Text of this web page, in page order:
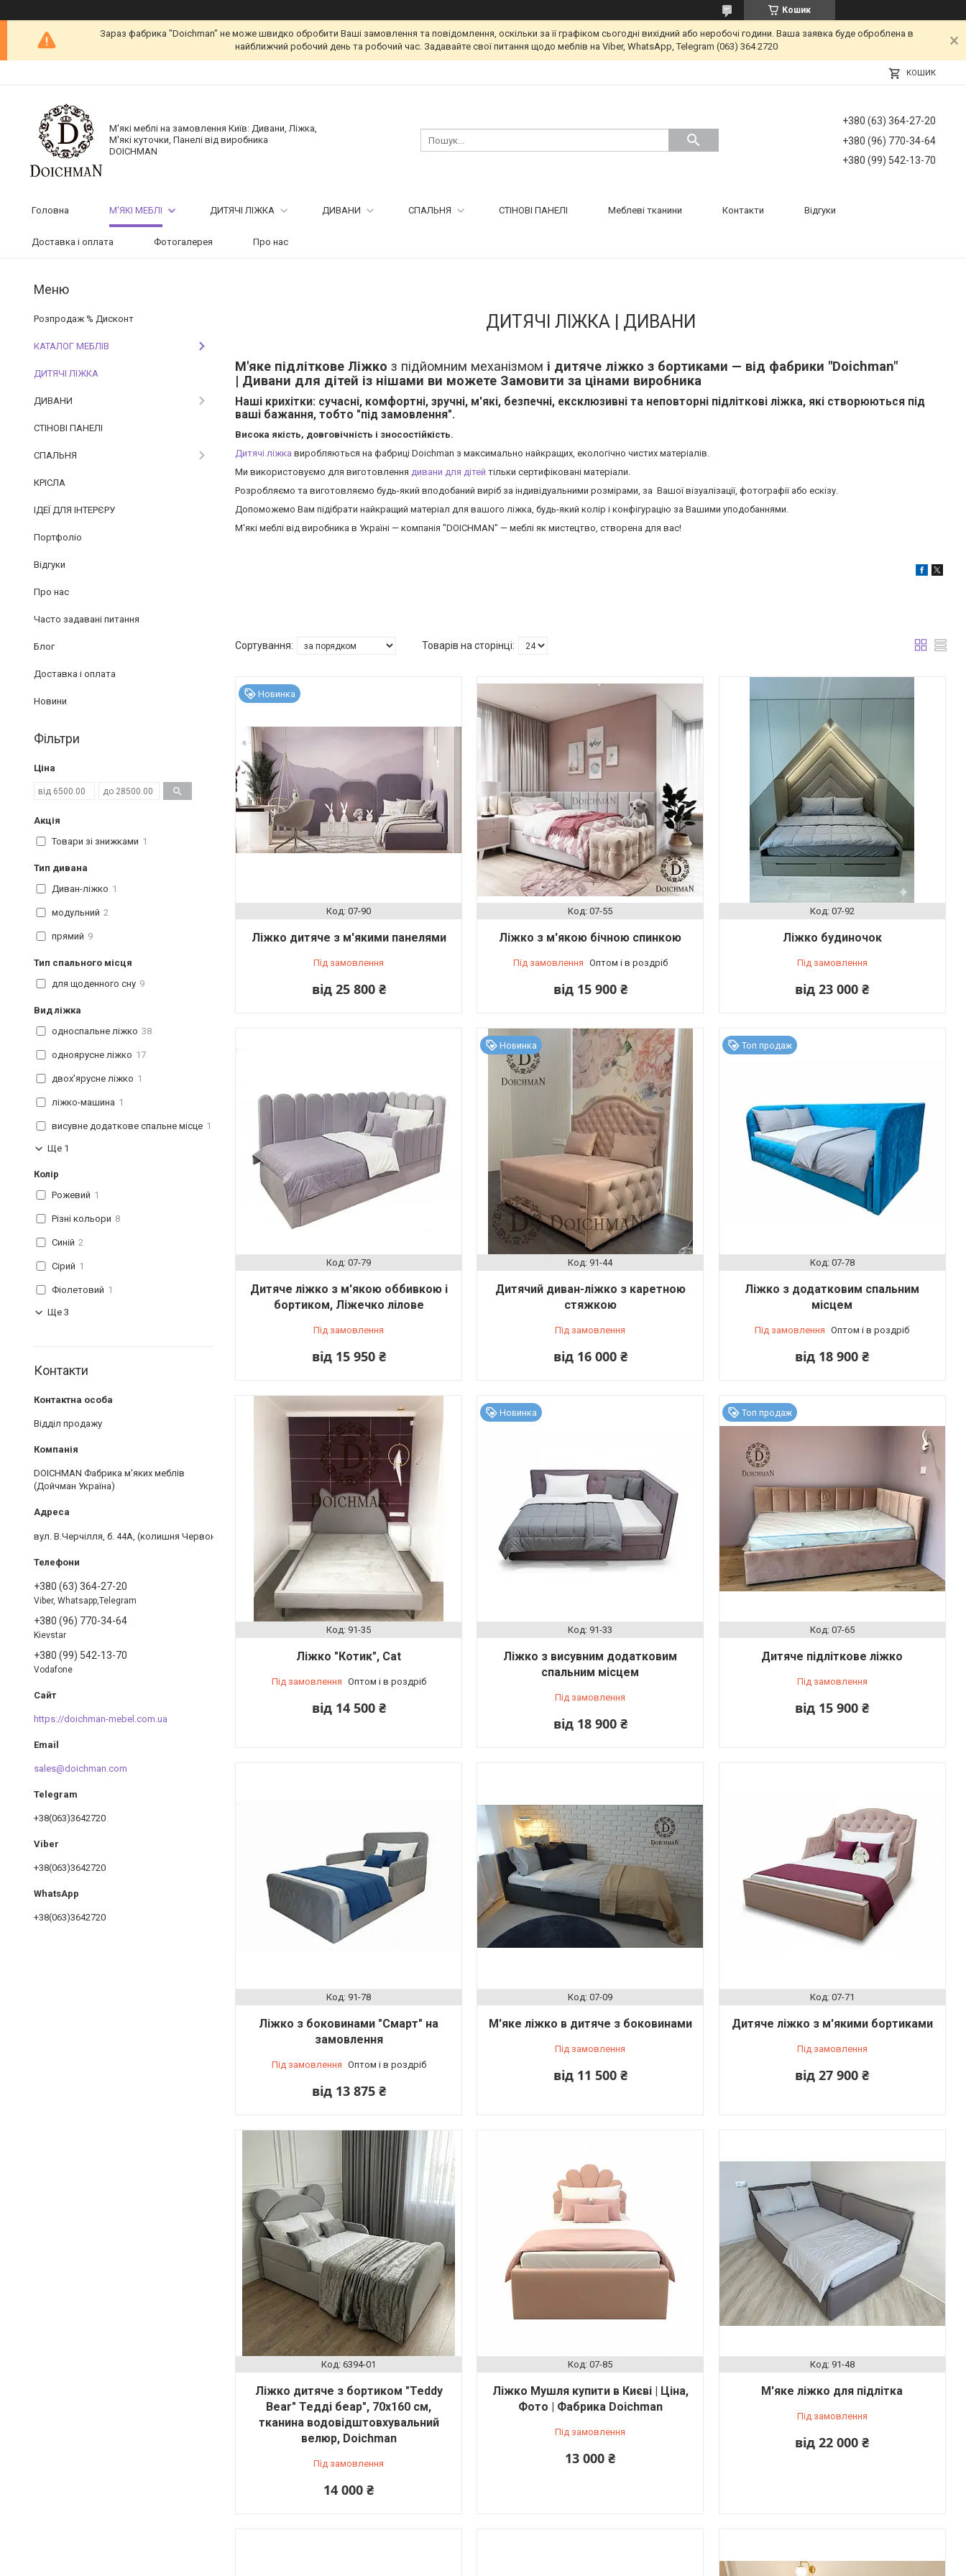
Кошик
Зараз фабрика "Doichman" не може швидко обробити Ваші замовлення та повідомлення, оскільки за її графіком сьогодні вихідний або неробочі години. Ваша заявка буде оброблена в
найближчий робочий день та робочий час. Задавайте свої питання щодо меблів на Viber, WhatsApp, Telegram (063) 364 2720
КОШИК
М'які меблі на замовлення Київ: Дивани, Ліжка,
М'які куточки, Панелі від виробника
DOICHMAN
+380 (63) 364-27-20
+380 (96) 770-34-64
+380 (99) 542-13-70
Головна М'ЯКІ МЕБЛІ ДИТЯЧІ ЛІЖКА ДИВАНИ СПАЛЬНЯ СТІНОВІ ПАНЕЛІ Меблеві тканини Контакти Відгуки
Доставка і оплата Фотогалерея Про нас
ДИТЯЧІ ЛІЖКА | ДИВАНИ
М'яке підліткове Ліжко з підйомним механізмом і дитяче ліжко з бортиками — від фабрики "Doichman"
| Дивани для дітей із нішами ви можете Замовити за цінами виробника
Наші крихітки: сучасні, комфортні, зручні, м'які, безпечні, ексклюзивні та неповторні підліткові ліжка, які створюються під
ваші бажання, тобто "під замовлення".
Висока якість, довговічність і зносостійкість.
Дитячі ліжка виробляються на фабриці Doichman з максимально найкращих, екологічно чистих матеріалів.
Ми використовуємо для виготовлення дивани для дітей тільки сертифіковані матеріали.
Розробляємо та виготовляємо будь-який вподобаний виріб за індивідуальними розмірами, за Вашої візуалізації, фотографії або ескізу.
Допоможемо Вам підібрати найкращий матеріал для вашого ліжка, будь-який колір і конфігурацію за Вашими уподобаннями.
М'які меблі від виробника в Україні — компанія "DOICHMAN" — меблі як мистецтво, створена для вас!
Новинка
07-90
Ліжко дитяче з м'якими панелями
Під замовлення
від 25 800 ₴
07-55
Ліжко з м'якою бічною спинкою
Під замовлення Оптом і в роздріб
від 15 900 ₴
07-92
Ліжко будиночок
Під замовлення
від 23 000 ₴
07-79
Дитяче ліжко з м'якою оббивкою і
бортиком, Ліжечко лілове
Під замовлення
від 15 950 ₴
Новинка
91-44
Дитячий диван-ліжко з каретною
стяжкою
Під замовлення
від 16 000 ₴
Топ продаж
07-78
Ліжко з додатковим спальним
місцем
Під замовлення Оптом і в роздріб
від 18 900 ₴
91-35
Ліжко "Котик", Cat
Під замовлення Оптом і в роздріб
від 14 500 ₴
Новинка
91-33
Ліжко з висувним додатковим
спальним місцем
Під замовлення
від 18 900 ₴
Топ продаж
07-65
Дитяче підліткове ліжко
Під замовлення
від 15 900 ₴
91-78
Ліжко з боковинами "Смарт" на
замовлення
Під замовлення Оптом і в роздріб
від 13 875 ₴
07-09
М'яке ліжко в дитяче з боковинами
Під замовлення
від 11 500 ₴
07-71
Дитяче ліжко з м'якими бортиками
Під замовлення
від 27 900 ₴
6394-01
Ліжко дитяче з бортиком "Teddy
Bear" Тедді беар", 70х160 см,
тканина водовідштовхувальний
велюр, Doichman
Під замовлення
14 000 ₴
07-85
Ліжко Мушля купити в Києві | Ціна,
Фото | Фабрика Doichman
Під замовлення
13 000 ₴
91-48
М'яке ліжко для підлітка
Під замовлення
від 22 000 ₴
Розпродаж % Дисконт
КАТАЛОГ МЕБЛІВ
ДИТЯЧІ ЛІЖКА
ДИВАНИ
СТІНОВІ ПАНЕЛІ
СПАЛЬНЯ
КРІСЛА
ІДЕЇ ДЛЯ ІНТЕРЄРУ
Портфоліо
Відгуки
Про нас
Часто задавані питання
Блог
Доставка і оплата
Новини
Фільтри
Ціна
Акція
Товари зі знижками 1
Тип дивана
Диван-ліжко 1
модульний 2
прямий 9
Тип спального місця
для щоденного сну 9
Вид ліжка
односпальне ліжко 38
одноярусне ліжко 17
двох'ярусне ліжко 1
ліжко-машина 1
висувне додаткове спальне місце 1
Ще 1
Колір
Рожевий 1
Різні кольори 8
Синій 2
Сірий 1
Фіолетовий 1
Ще 3
Контакти
Відділ продажу
DOICHMAN Фабрика м'яких меблів
(Дойчман Україна)
вул. В.Черчілля, б. 44А, (колишня Червоноткацька) спитати офіс меблевої фабрики Дойчман "DOICHMAN" (пройти вглиб території 100 метрів), Київ, Україна
+380 (63) 364-27-20
Viber, Whatsapp,Telegram
+380 (96) 770-34-64
Kievstar
+380 (99) 542-13-70
Vodafone
https://doichman-mebel.com.ua
sales@doichman.com
+38(063)3642720
+38(063)3642720
+38(063)3642720